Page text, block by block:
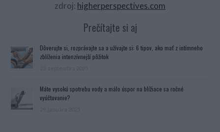
zdroj: higherperspectives.com
Prečítajte si aj
Dôverujte si, rozprávajte sa a užívajte si: 6 tipov, ako mať z intímneho
zblíženia intenzívnejší pôžitok
Máte vysokú spotrebu vody a málo úspor na blížiace sa ročné
vyúčtovanie?